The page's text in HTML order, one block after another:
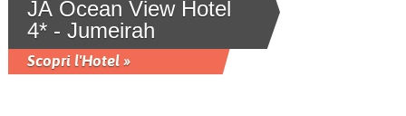
JA Ocean View Hotel
4* - Jumeirah
Scopri l'Hotel »